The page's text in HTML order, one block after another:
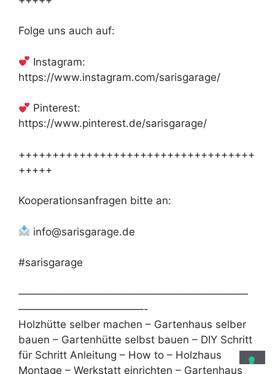
Folge uns auch auf:
Instagram:
https://www.instagram.com/sarisgarage/
Pinterest:
https://www.pinterest.de/sarisgarage/
+++++++++++++++++++++++++++++++++++
+++++
Kooperationsanfragen bitte an:
info@sarisgarage.de
#sarisgarage
——————————————————————
————————————-
Holzhütte selber machen – Gartenhaus selber
bauen – Gartenhütte selbst bauen – DIY Schritt
für Schritt Anleitung – How to – Holzhaus
Montage – Werkstatt einrichten – Gartenhaus